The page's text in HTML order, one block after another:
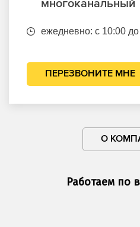
многоканальный
ежедневно: с 10:00
ПЕРЕЗВОНИТЕ МНЕ
О
Работаем по